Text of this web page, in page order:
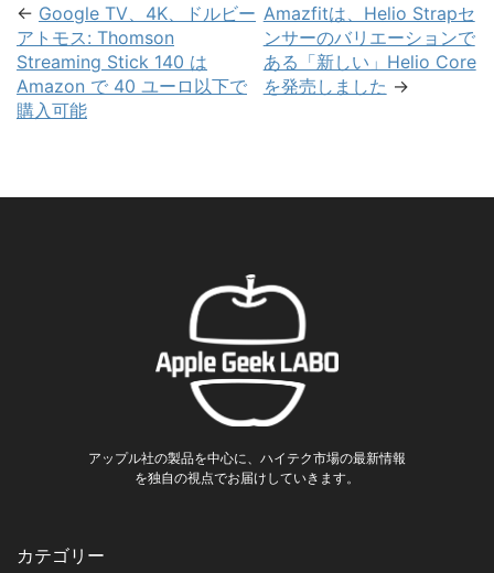
← Google TV、4K、ドルビー
アトモス: Thomson
Streaming Stick 140 は
Amazon で 40 ユーロ以下で
購入可能
Amazfitは、Helio Strapセ
ンサーのバリエーションで
ある「新しい」Helio Core
を発売しました →
アップル社の製品を中心に、ハイテク市場の最新情報
を独自の視点でお届けしていきます。